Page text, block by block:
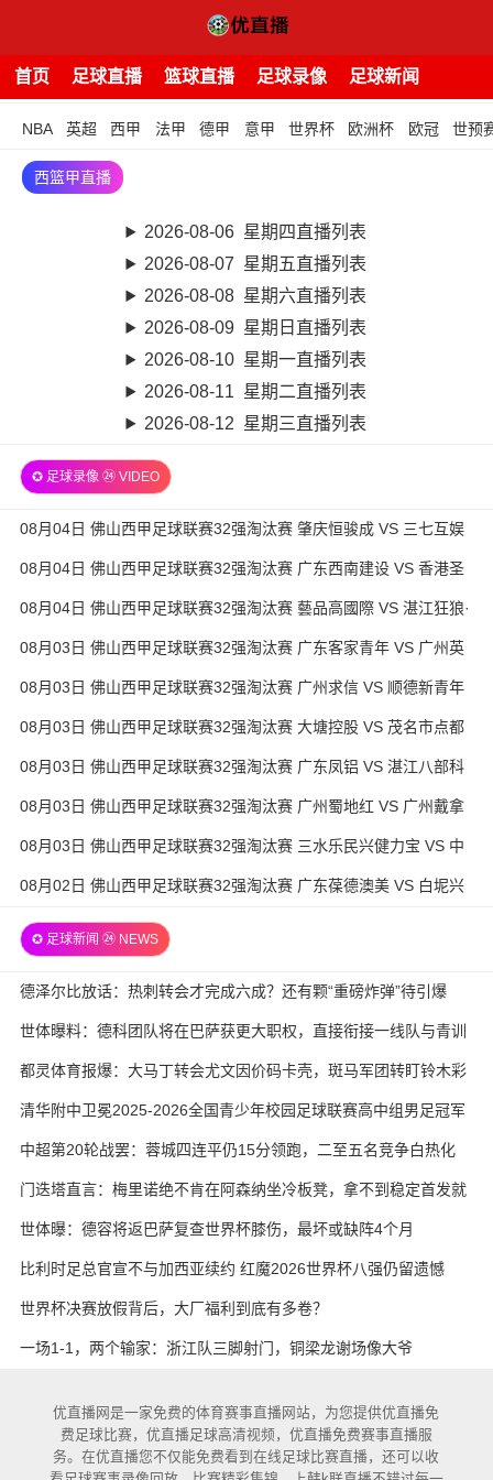
首页 足球直播 篮球直播 足球录像 足球新闻
NBA 英超 西甲 法甲 德甲 意甲 世界杯 欧洲杯 欧冠 世预
西篮甲直播
2026-08-06 星期四直播列表
2026-08-07 星期五直播列表
2026-08-08 星期六直播列表
2026-08-09 星期日直播列表
2026-08-10 星期一直播列表
2026-08-11 星期二直播列表
2026-08-12 星期三直播列表
✪ 足球录像 ㉔ VIDEO
08月04日 佛山西甲足球联赛32强淘汰赛 肇庆恒骏成 VS 三七互娱
全场录像
08月04日 佛山西甲足球联赛32强淘汰赛 广东西南建设 VS 香港圣
徒 全场录像
08月04日 佛山西甲足球联赛32强淘汰赛 藝品高國際 VS 湛江狂狼·
粵辉能源 全场录像
08月03日 佛山西甲足球联赛32强淘汰赛 广东客家青年 VS 广州英
华思力U17 全场录像
08月03日 佛山西甲足球联赛32强淘汰赛 广州求信 VS 顺德新青年
全场录像
08月03日 佛山西甲足球联赛32强淘汰赛 大塘控股 VS 茂名市点都
得 全场录像
08月03日 佛山西甲足球联赛32强淘汰赛 广东凤铝 VS 湛江八部科
技 全场录像
08月03日 佛山西甲足球联赛32强淘汰赛 广州蜀地红 VS 广州戴拿
模 全场录像
08月03日 佛山西甲足球联赛32强淘汰赛 三水乐民兴健力宝 VS 中
国澳门澳科精英 全场录像
08月02日 佛山西甲足球联赛32强淘汰赛 广东葆德澳美 VS 白坭兴
✪ 足球新闻 ㉔ NEWS
德泽尔比放话：热刺转会才完成六成？还有颗“重磅炸弹”待引爆
世体曝料：德科团队将在巴萨获更大职权，直接衔接一线队与青训
都灵体育报爆：大马丁转会尤文因价码卡壳，斑马军团转盯铃木彩
艳与维卡里奥
清华附中卫冕2025-2026全国青少年校园足球联赛高中组男足冠军
中超第20轮战罢：蓉城四连平仍15分领跑，二至五名竞争白热化
门迭塔直言：梅里诺绝不肯在阿森纳坐冷板凳，拿不到稳定首发就
考虑另寻出路
世体曝：德容将返巴萨复查世界杯膝伤，最坏或缺阵4个月
比利时足总官宣不与加西亚续约 红魔2026世界杯八强仍留遗憾
世界杯决赛放假背后，大厂福利到底有多卷？
一场1-1，两个输家：浙江队三脚射门，铜梁龙谢场像大爷
优直播网是一家免费的体育赛事直播网站，为您提供优直播免
费足球比赛，优直播足球高清视频，优直播免费赛事直播服
务。在优直播您不仅能免费看到在线足球比赛直播，还可以收